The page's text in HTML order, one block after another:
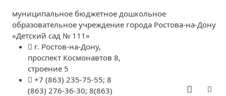
муниципальное бюджетное дошкольное
образовательное учреждение города Ростова-на-Дону
«Детский сад № 111»
г. Ростов-на-Дону,
проспект Космонавтов 8,
строение 5
+7 (863) 235-75-55; 8
(863) 276-36-30; 8(863)